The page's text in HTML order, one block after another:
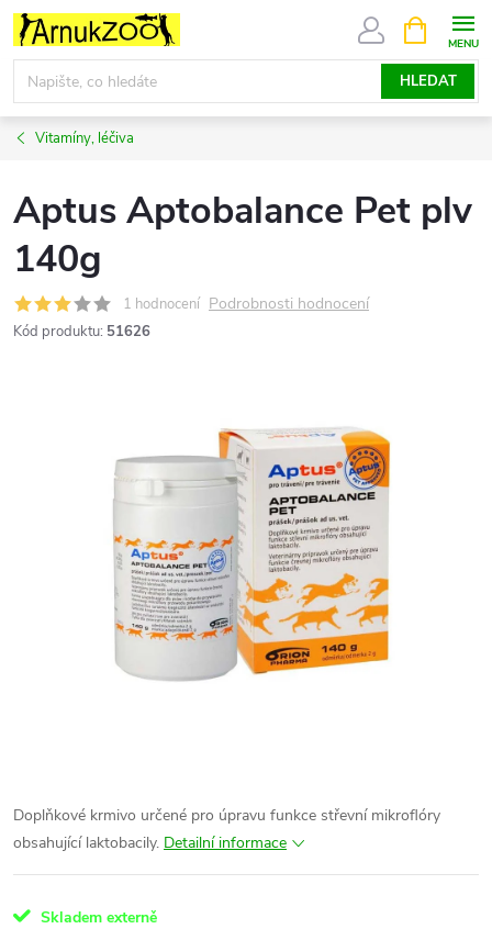
Přejít
obsah
HLEDAT
NÁKUPNÍ
KOŠÍK
Vitamíny, léčiva
Aptus Aptobalance Pet plv
140g
1 hodnocení Podrobnosti hodnocení
Kód produktu: 51626
Doplňkové krmivo určené pro úpravu funkce střevní mikroflóry
obsahující laktobacily. Detailní informace
Skladem externě